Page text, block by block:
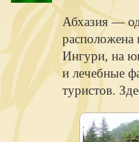
Абхазия —
расположена
Ингури, на
и лечебные
туристов.